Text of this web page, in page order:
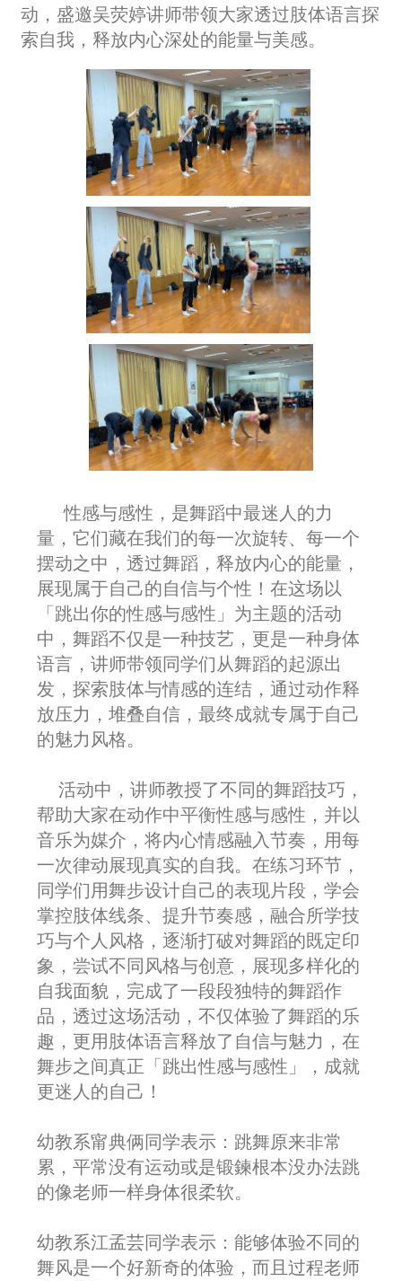
动，盛邀吴荧婷讲师带领大家透过肢体语言探
索自我，释放内心深处的能量与美感。
性感与感性，是舞蹈中最迷人的力
量，它们藏在我们的每一次旋转、每一个
摆动之中，透过舞蹈，释放内心的能量，
展现属于自己的自信与个性！在这场以
「跳出你的性感与感性」为主题的活动
中，舞蹈不仅是一种技艺，更是一种身体
语言，讲师带领同学们从舞蹈的起源出
发，探索肢体与情感的连结，通过动作释
放压力，堆叠自信，最终成就专属于自己
的魅力风格。
活动中，讲师教授了不同的舞蹈技巧，
帮助大家在动作中平衡性感与感性，并以
音乐为媒介，将内心情感融入节奏，用每
一次律动展现真实的自我。在练习环节，
同学们用舞步设计自己的表现片段，学会
掌控肢体线条、提升节奏感，融合所学技
巧与个人风格，逐渐打破对舞蹈的既定印
象，尝试不同风格与创意，展现多样化的
自我面貌，完成了一段段独特的舞蹈作
品，透过这场活动，不仅体验了舞蹈的乐
趣，更用肢体语言释放了自信与魅力，在
舞步之间真正「跳出性感与感性」，成就
更迷人的自己！
幼教系甯典俩同学表示：跳舞原来非常
累，平常没有运动或是锻鍊根本没办法跳
的像老师一样身体很柔软。
幼教系江孟芸同学表示：能够体验不同的
舞风是一个好新奇的体验，而且过程老师